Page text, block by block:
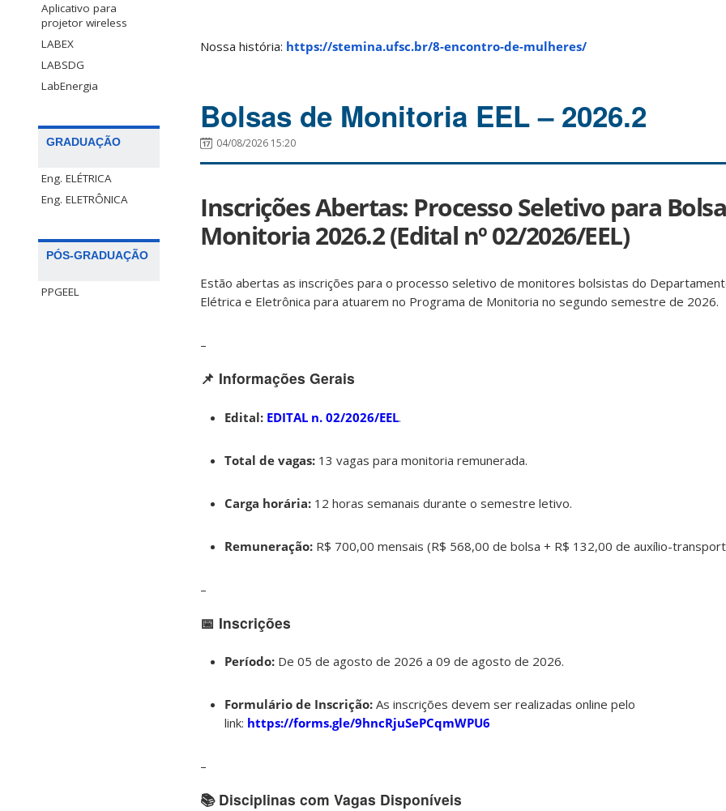
Aplicativo para
projetor wireless
LABEX
LABSDG
LabEnergia
GRADUAÇÃO
Eng. ELÉTRICA
Eng. ELETRÔNICA
PÓS-GRADUAÇÃO
PPGEEL
Nossa história: https://stemina.ufsc.br/8-encontro-de-mulheres/
Bolsas de Monitoria EEL – 2026.2
04/08/2026 15:20
Inscrições Abertas: Processo Seletivo para
Monitoria 2026.2 (Edital nº 02/2026/EEL)
Estão abertas as inscrições para o processo seletivo de monitores bolsistas do
Elétrica e Eletrônica para atuarem no Programa de Monitoria no segundo semestre de 2026.
–
📌 Informações Gerais
Edital: EDITAL n. 02/2026/EEL.
Total de vagas: 13 vagas para monitoria remunerada.
Carga horária: 12 horas semanais durante o semestre letivo.
Remuneração: R$ 700,00 mensais (R$ 568,00 de bolsa + R$ 132,00 de auxílio-
–
📅 Inscrições
Período: De 05 de agosto de 2026 a 09 de agosto de 2026.
Formulário de Inscrição: As inscrições devem ser realizadas online pelo
link: https://forms.gle/9hncRjuSePCqmWPU6
–
📚 Disciplinas com Vagas Disponíveis